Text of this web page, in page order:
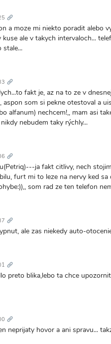
odkaz
a moze mi niekto poradit alebo
ale v takych intervaloch...
stale...
odkaz
fakt je, az na to ze v
som si pekne otestoval a
alfanum) nechcem!,, mam asi
nebudem taky rýchly...
odkaz
ja fakt citlivy, nech
furt mi to leze na nervy ked sa
som rad ze ten telefon
odkaz
ale zas niekedy auto-
odkaz
preto blika,lebo ta chce
odkaz
neprijaty hovor a ani spravu...